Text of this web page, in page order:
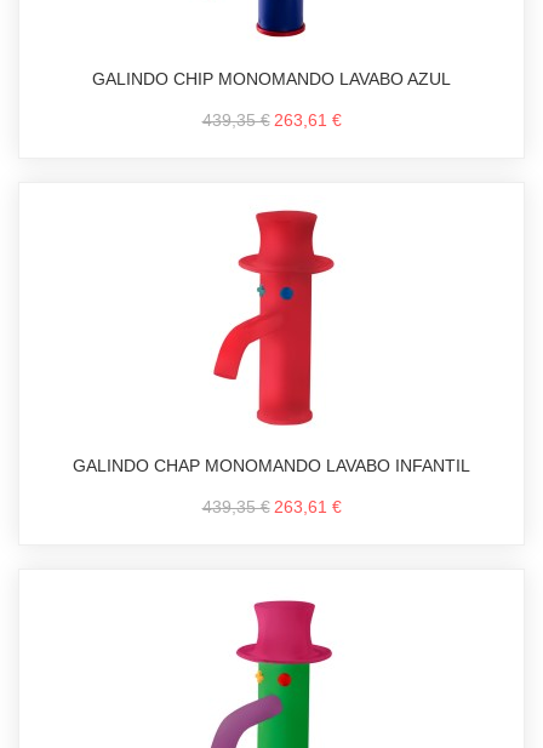
GALINDO CHIP MONOMANDO LAVABO AZUL
439,35 € 263,61 €
GALINDO CHAP MONOMANDO LAVABO INFANTIL
439,35 € 263,61 €